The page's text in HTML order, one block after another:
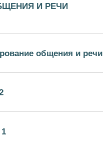
И РЕЧИ
общения и речи